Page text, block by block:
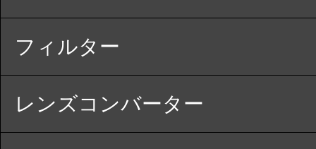
フィルター
レンズコンバーター